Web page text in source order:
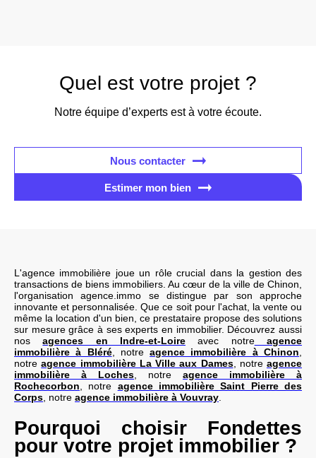
Quel est votre projet ?
Notre équipe d’experts est à votre écoute.
Nous contacter
Estimer mon bien
L'agence immobilière joue un rôle crucial dans la gestion des
transactions de biens immobiliers. Au cœur de la ville de Chinon,
l'organisation agence.immo se distingue par son approche
innovante et personnalisée. Que ce soit pour l'achat, la vente ou
même la location d'un bien, ce prestataire propose des solutions
sur mesure grâce à ses experts en immobilier. Découvrez aussi
nosagences en Indre-et-Loire avec notreagence
immobilière à Bléré, notreagence immobilière à Chinon
notreagence immobilière La Ville aux Dames, notre agence
immobilière à Loches , notre agence immobilière à
Rochecorbon , notre agence immobilière Saint Pierre des
Corps , notre agence immobilière à Vouvray
Pourquoi choisir Fondettes
pour votre projet immobilier ?